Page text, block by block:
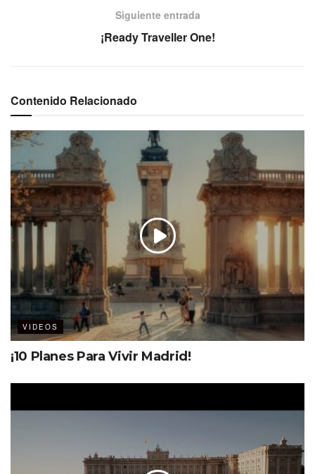
Siguiente entrada
¡Ready Traveller One!
Contenido Relacionado
VIDEOS
¡10 Planes Para Vivir Madrid!